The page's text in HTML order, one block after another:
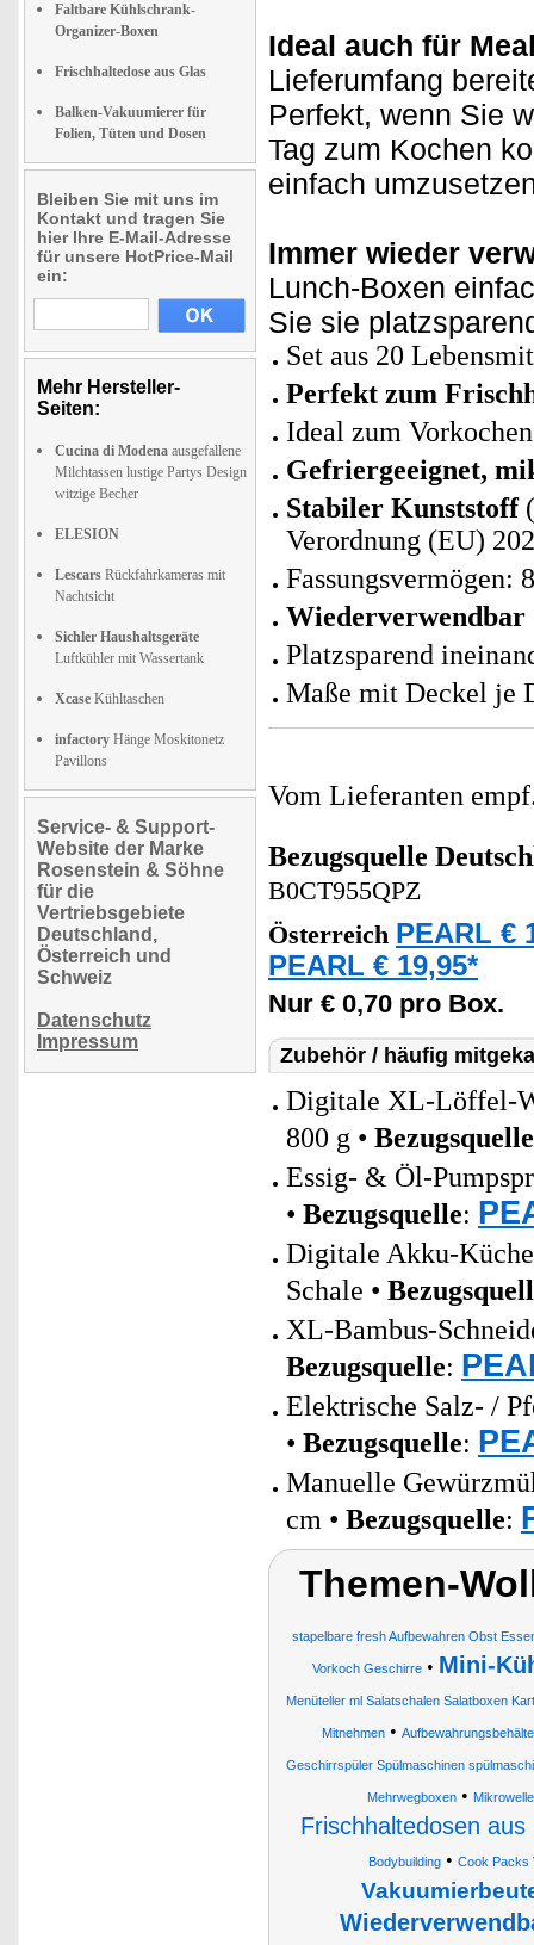
Faltbare Kühlschrank-
Organizer-Boxen
Frischhaltedose aus Glas
Balken-Vakuumierer für
Folien, Tüten und Dosen
Bleiben Sie mit uns im
Kontakt und tragen Sie
hier Ihre E-Mail-Adresse
für unsere HotPrice-Mail
ein:
Mehr Hersteller-
Seiten:
Cucina di Modena ausgefallene
Milchtassen lustige Partys Design
witzige Becher
ELESION
Lescars Rückfahrkameras mit
Nachtsicht
Sichler Haushaltsgeräte
Luftkühler mit Wassertank
Xcase Kühltaschen
infactory Hänge Moskitonetz
Pavillons
Service- & Support-
Website der Marke
Rosenstein & Söhne
für die
Vertriebsgebiete
Deutschland,
Österreich und
Schweiz
Datenschutz
Impressum
Ideal auch für
Lieferumfang
Perfekt, wenn Sie
Tag zum Kochen
einfach
Immer wieder
Lunch-Boxen
Sie sie
Set aus 20
Perfekt zum
Ideal zum
Gefriergeeignet,
Stabiler Kunststoff
Verordnung (EU)
Fassungsvermögen:
Wiederverwendbar
Platzsparend
Maße mit Deckel je
Vom Lieferanten
Bezugsquelle
B0CT955QPZ
Österreich PEARL €
PEARL € 19,95*
Nur € 0,70 pro Box.
Zubehör / häufig
Digitale XL-Löffel-
800 g • Bezugsquelle
Essig- & Öl-
• Bezugsquelle:
Digitale Akku-
Schale •
XL-Bambus-
Bezugsquelle:
Elektrische Salz- /
• Bezugsquelle:
Manuelle
cm • Bezugsquelle:
Themen-
stapelbare fresh Aufbewahren Obst
Vorkoch Geschirre • Mini-
Menüteller ml Salatschalen Salatboxen
Mitnehmen •
Geschirrspüler Spülmaschinen
Mehrwegboxen •
Frischhaltedosen aus
Bodybuilding• Cook Packs